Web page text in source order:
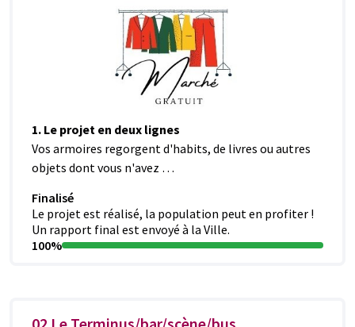
1. Le projet en deux lignes
Vos armoires regorgent d'habits, de livres ou autres
objets dont vous n'avez …
Finalisé
Le projet est réalisé, la population peut en profiter !
Un rapport final est envoyé à la Ville.
100%